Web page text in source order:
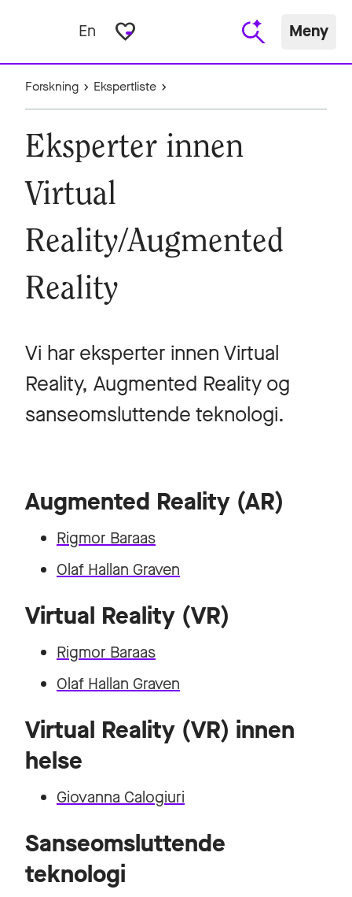
En favorite_border Meny
Forskning Ekspertliste
Eksperter innen
Virtual
Reality/Augmented
Reality
Vi har eksperter innen Virtual
Reality, Augmented Reality og
sanseomsluttende teknologi.
Augmented Reality (AR)
Rigmor Baraas
Olaf Hallan Graven
Virtual Reality (VR)
Rigmor Baraas
Olaf Hallan Graven
Virtual Reality (VR) innen
helse
Giovanna Calogiuri
Sanseomsluttende
teknologi